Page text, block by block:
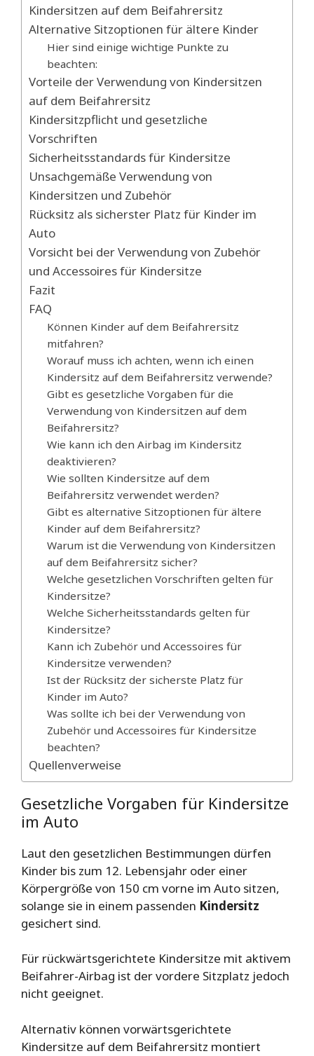
Kindersitzen auf dem Beifahrersitz
Alternative Sitzoptionen für ältere Kinder
Hier sind einige wichtige Punkte zu
beachten:
Vorteile der Verwendung von Kindersitzen
auf dem Beifahrersitz
Kindersitzpflicht und gesetzliche
Vorschriften
Sicherheitsstandards für Kindersitze
Unsachgemäße Verwendung von
Kindersitzen und Zubehör
Rücksitz als sicherster Platz für Kinder im
Auto
Vorsicht bei der Verwendung von Zubehör
und Accessoires für Kindersitze
Fazit
FAQ
Können Kinder auf dem Beifahrersitz
mitfahren?
Worauf muss ich achten, wenn ich einen
Kindersitz auf dem Beifahrersitz verwende?
Gibt es gesetzliche Vorgaben für die
Verwendung von Kindersitzen auf dem
Beifahrersitz?
Wie kann ich den Airbag im Kindersitz
deaktivieren?
Wie sollten Kindersitze auf dem
Beifahrersitz verwendet werden?
Gibt es alternative Sitzoptionen für ältere
Kinder auf dem Beifahrersitz?
Warum ist die Verwendung von Kindersitzen
auf dem Beifahrersitz sicher?
Welche gesetzlichen Vorschriften gelten für
Kindersitze?
Welche Sicherheitsstandards gelten für
Kindersitze?
Kann ich Zubehör und Accessoires für
Kindersitze verwenden?
Ist der Rücksitz der sicherste Platz für
Kinder im Auto?
Was sollte ich bei der Verwendung von
Zubehör und Accessoires für Kindersitze
beachten?
Quellenverweise
Gesetzliche Vorgaben für Kindersitze
im Auto
Laut den gesetzlichen Bestimmungen dürfen
Kinder bis zum 12. Lebensjahr oder einer
Körpergröße von 150 cm vorne im Auto sitzen,
solange sie in einem passenden Kindersitz
gesichert sind.
Für rückwärtsgerichtete Kindersitze mit aktivem
Beifahrer-Airbag ist der vordere Sitzplatz jedoch
nicht geeignet.
Alternativ können vorwärtsgerichtete
Kindersitze auf dem Beifahrersitz montiert